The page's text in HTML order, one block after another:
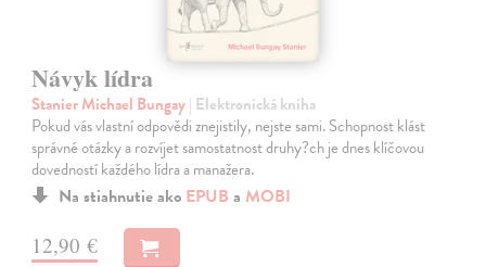
Návyk lídra
Stanier Michael Bungay| Elektronická kniha
Pokud vás vlastní odpovědi znejistily, nejste sami. Schopnost klást
správné otázky a rozvíjet samostatnost druhy?ch je dnes klíčovou
dovedností každého lídra a manažera.
Na stiahnutie ako EPUB a MOBI
12,90 €